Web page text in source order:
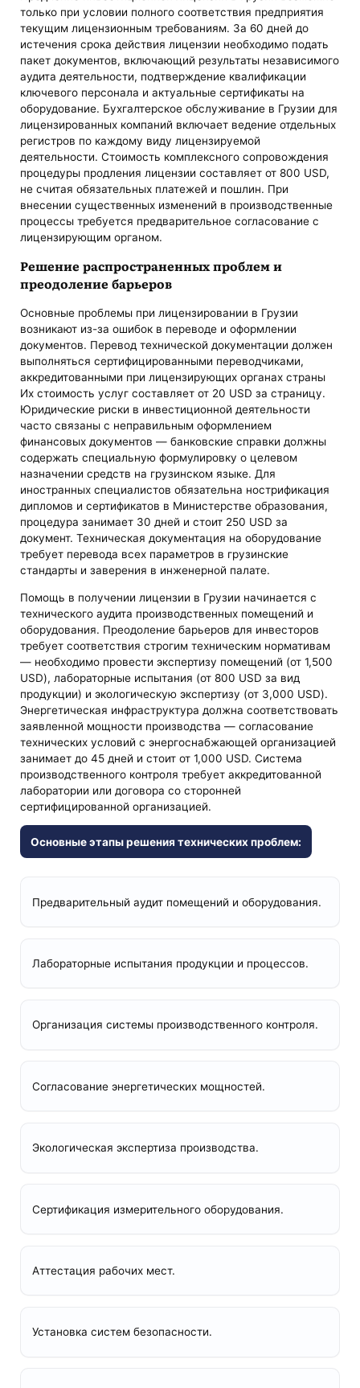
только при условии полного соответствия предприятия
текущим лицензионным требованиям. За 60 дней до
истечения срока действия лицензии необходимо подать
пакет документов, включающий результаты независимого
аудита деятельности, подтверждение квалификации
ключевого персонала и актуальные сертификаты на
оборудование. Бухгалтерское обслуживание в Грузии для
лицензированных компаний включает ведение отдельных
регистров по каждому виду лицензируемой
деятельности. Стоимость комплексного сопровождения
процедуры продления лицензии составляет от 800 USD,
не считая обязательных платежей и пошлин. При
внесении существенных изменений в производственные
процессы требуется предварительное согласование с
лицензирующим органом.
Решение распространенных проблем и
преодоление барьеров
Основные проблемы при лицензировании в Грузии
возникают из-за ошибок в переводе и оформлении
документов. Перевод технической документации должен
выполняться сертифицированными переводчиками,
аккредитованными при лицензирующих органах страны
Их стоимость услуг составляет от 20 USD за страницу.
Юридические риски в инвестиционной деятельности
часто связаны с неправильным оформлением
финансовых документов — банковские справки должны
содержать специальную формулировку о целевом
назначении средств на грузинском языке. Для
иностранных специалистов обязательна нострификация
дипломов и сертификатов в Министерстве образования,
процедура занимает 30 дней и стоит 250 USD за
документ. Техническая документация на оборудование
требует перевода всех параметров в грузинские
стандарты и заверения в инженерной палате.
Помощь в получении лицензии в Грузии начинается с
технического аудита производственных помещений и
оборудования. Преодоление барьеров для инвесторов
требует соответствия строгим техническим нормативам
— необходимо провести экспертизу помещений (от 1,500
USD), лабораторные испытания (от 800 USD за вид
продукции) и экологическую экспертизу (от 3,000 USD).
Энергетическая инфраструктура должна соответствовать
заявленной мощности производства — согласование
технических условий с энергоснабжающей организацией
занимает до 45 дней и стоит от 1,000 USD. Система
производственного контроля требует аккредитованной
лаборатории или договора со сторонней
сертифицированной организацией.
Основные этапы решения технических проблем:
Предварительный аудит помещений и оборудования.
Лабораторные испытания продукции и процессов.
Организация системы производственного контроля.
Согласование энергетических мощностей.
Экологическая экспертиза производства.
Сертификация измерительного оборудования.
Аттестация рабочих мест.
Установка систем безопасности.